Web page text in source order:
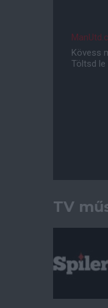
Kövess
Töltsd le
TV